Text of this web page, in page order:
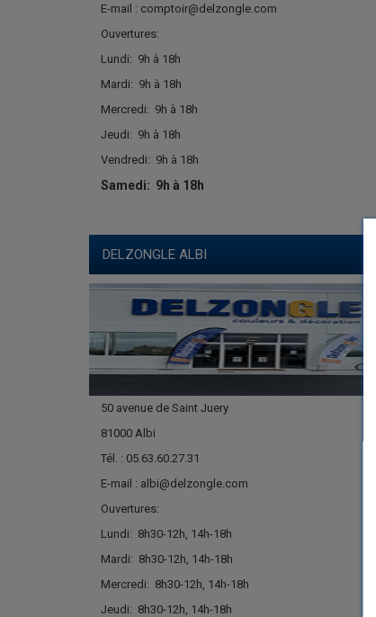
E-mail : comptoir@delzongle.com
Ouvertures:
Lundi: 9h à 18h
Mardi: 9h à 18h
Mercredi: 9h à 18h
Jeudi: 9h à 18h
Vendredi: 9h à 18h
Samedi: 9h à 18h
DELZONGLE ALBI
50 avenue de Saint Juery
81000 Albi
Tél. : 05.63.60.27.31
E-mail : albi@delzongle.com
Ouvertures:
Lundi: 8h30-12h, 14h-18h
Mardi: 8h30-12h, 14h-18h
Mercredi: 8h30-12h, 14h-18h
Jeudi: 8h30-12h, 14h-18h